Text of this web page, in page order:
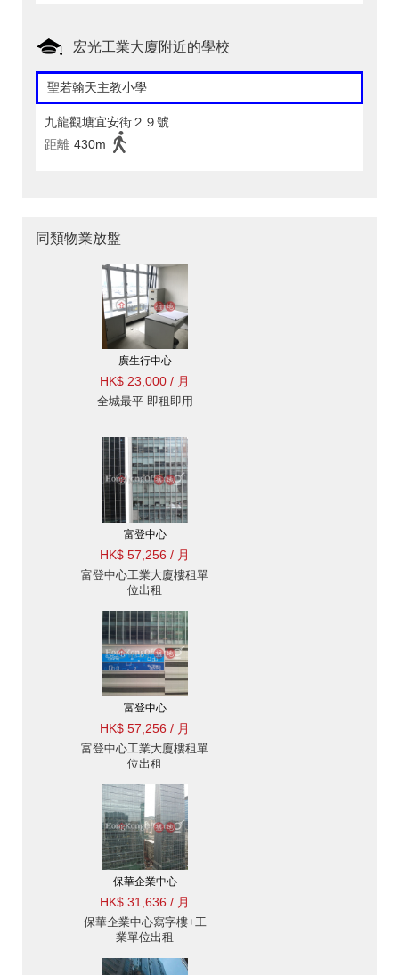
宏光工業大廈附近的學校
聖若翰天主教小學
九龍觀塘宜安街２９號
距離 430m
同類物業放盤
廣生行中心
HK$ 23,000 / 月
全城最平 即租即用
富登中心
HK$ 57,256 / 月
富登中心工業大廈樓租單
位出租
富登中心
HK$ 57,256 / 月
富登中心工業大廈樓租單
位出租
保華企業中心
HK$ 31,636 / 月
保華企業中心寫字樓+工
業單位出租